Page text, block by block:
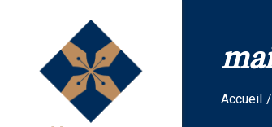
Accueil